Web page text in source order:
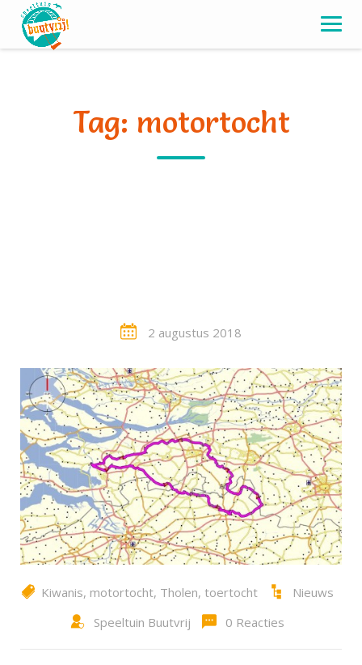
Skip
content
Tag: motortocht
2 augustus 2018
Kiwanis, motortocht, Tholen, toertocht
Nieuws
Speeltuin Buutvrij
0 Reacties